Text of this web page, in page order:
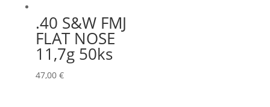
.40 S&W FMJ
FLAT NOSE
11,7g 50ks
47,00 €